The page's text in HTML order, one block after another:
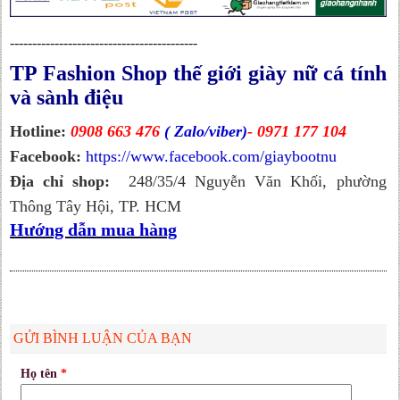
------------------------------------------
TP Fashion Shop thế giới giày nữ cá tính
và sành điệu
Hotline: 0908 663 476 ( Zalo/viber)- 0971 177 104
Facebook: https://www.facebook.com/giaybootnu
Địa chỉ shop: 248/35/4 Nguyễn Văn Khối, phường
Thông Tây Hội, TP. HCM
Hướng dẫn mua hàng
GỬI BÌNH LUẬN CỦA BẠN
Họ tên*